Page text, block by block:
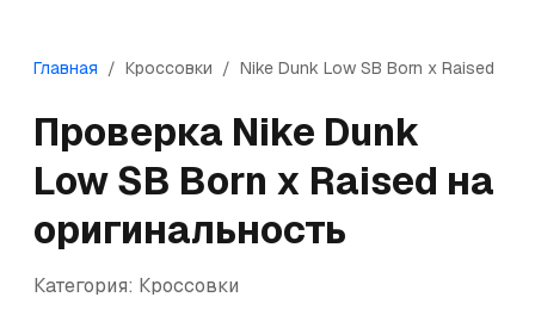
Главная / Кроссовки / Nike Dunk Low SB Born x Raised
Проверка Nike Dunk
Low SB Born x Raised на
оригинальность
Категория: Кроссовки